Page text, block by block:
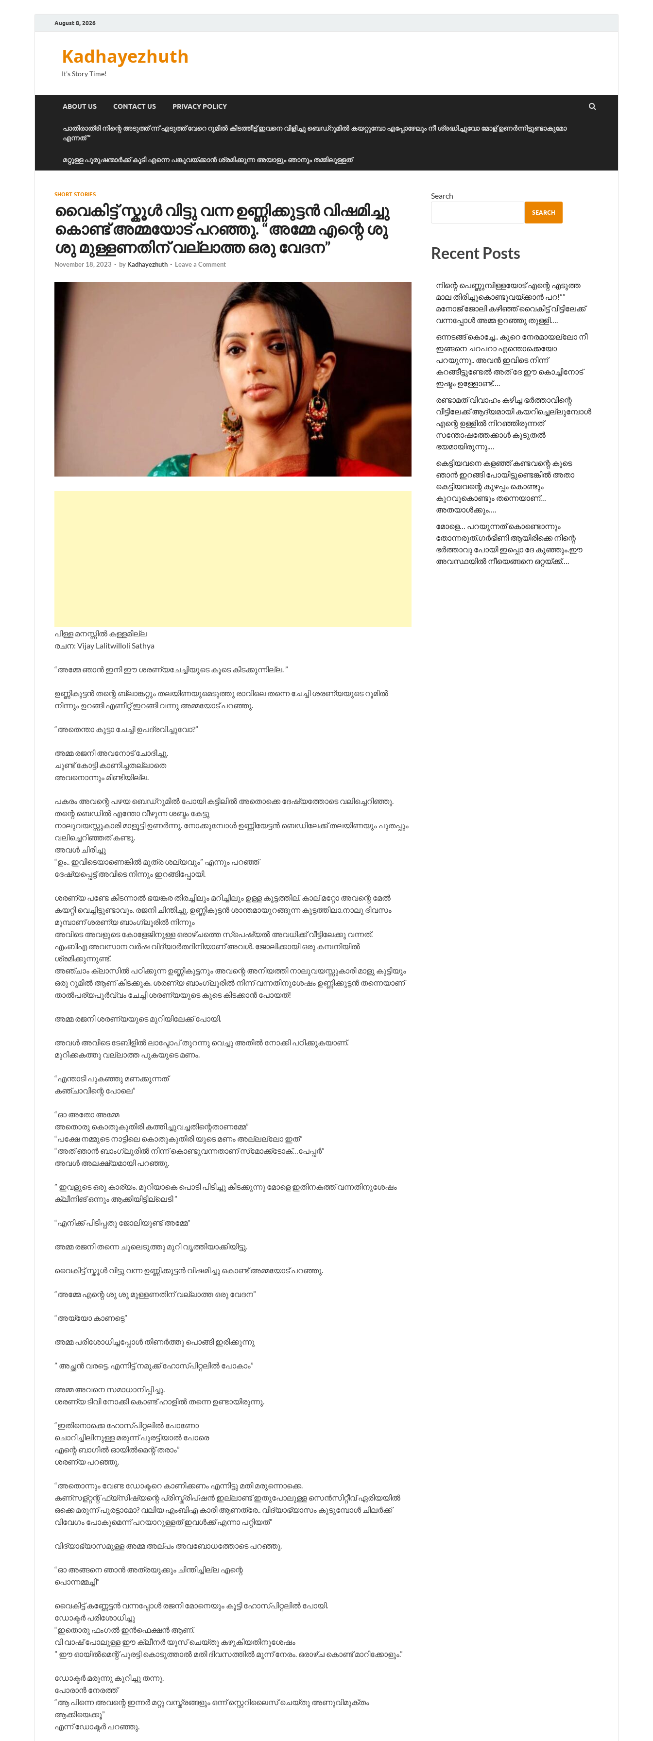
August 8, 2026
Kadhayezhuth
It's Story Time!
ABOUT US CONTACT US PRIVACY POLICY
പാതിരാത്രി നിന്റെ അടുത്ത് ന്ന് എടുത്ത് വേറെ റൂമിൽ കിടത്തീട്ട് ഇവനെ വിളിച്ചു ബെഡ്‌റൂമിൽ കയറ്റുമ്പോ എപ്പോഴേലും നീ ശ്രദ്ധിച്ചുവോ മോള് ഉണർന്നിട്ടുണ്ടാകുമോ
എന്നത് “
മറ്റുള്ള പുരുഷന്മാർക്ക് കൂടി എന്നെ പങ്കുവയ്ക്കാൻ ശ്രമിക്കുന്ന അയാളും ഞാനും തമ്മിലുള്ളത്
SHORT STORIES
വൈകിട്ട് സ്കൂൾ വിട്ടു വന്ന ഉണ്ണിക്കുട്ടൻ വിഷമിച്ചു
കൊണ്ട് അമ്മയോട് പറഞ്ഞു. “അമ്മേ എന്റെ ശു
ശു മുള്ളണതിന് വല്ലാത്ത ഒരു വേദന”
November 18, 2023 - by Kadhayezhuth - Leave a Comment
പിള്ള മനസ്സിൽ കള്ളമില്ല
രചന: Vijay Lalitwilloli Sathya
“അമ്മേ ഞാൻ ഇനി ഈ ശരണ്യചേച്ചിയുടെ കൂടെ കിടക്കുന്നില്ല. ”
ഉണ്ണികുട്ടൻ തന്റെ ബ്ലാങ്കറ്റും തലയിണയുമെടുത്തു രാവിലെ തന്നെ ചേച്ചി ശരണ്യയുടെ റൂമിൽ
നിന്നും ഉറങ്ങി എണീറ്റ് ഇറങ്ങി വന്നു അമ്മയോട് പറഞ്ഞു.
“അതെന്താ കുട്ടാ ചേച്ചി ഉപദ്രവിച്ചുവോ?”
അമ്മ രജനി അവനോട് ചോദിച്ചു.
ചുണ്ട് കോട്ടി കാണിച്ചതല്ലാതെ
അവനൊന്നും മിണ്ടിയില്ല.
പകരം അവന്റെ പഴയ ബെഡ്റൂമിൽ പോയി കട്ടിലിൽ അതൊക്കെ ദേഷ്യത്തോടെ വലിച്ചെറിഞ്ഞു.
തന്റെ ബെഡിൽ എന്തോ വീഴുന്ന ശബ്ദം കേട്ടു
നാലുവയസ്സുകാരി മാളൂട്ടി ഉണർന്നു. നോക്കുമ്പോൾ ഉണ്ണിയേട്ടൻ ബെഡിലേക്ക് തലയിണയും പുതപ്പും
വലിച്ചെറിഞ്ഞത് കണ്ടു.
അവൾ ചിരിച്ചു
“ഉം.. ഇവിടെയാണെങ്കിൽ മൂത്ര ശല്യവും” എന്നും പറഞ്ഞ്
ദേഷ്യപ്പെട്ട് അവിടെ നിന്നും ഇറങ്ങിപ്പോയി.
ശരണ്യ പണ്ടേ കിടന്നാൽ ഭയങ്കര തിരച്ചിലും മറിച്ചിലും ഉള്ള കൂട്ടത്തില്. കാല് മറ്റോ അവന്റെ മേൽ
കയറ്റി വെച്ചിട്ടുണ്ടാവും. രജനി ചിന്തിച്ചു. ഉണ്ണികുട്ടൻ ശാന്തമായുറങ്ങുന്ന കൂട്ടത്തിലാ.നാലു ദിവസം
മുമ്പാണ് ശരണ്യ ബാംഗ്ലൂരിൽ നിന്നും
അവിടെ അവളുടെ കോളേജിനുള്ള ഒരാഴ്ചത്തെ സ്പെഷ്യൽ അവധിക്ക് വീട്ടിലേക്കു വന്നത്.
എംബിഎ അവസാന വർഷ വിദ്യാർത്ഥിനിയാണ് അവൾ. ജോലിക്കായി ഒരു കമ്പനിയിൽ
ശ്രമിക്കുന്നുണ്ട്.
അഞ്ചാം ക്ലാസിൽ പഠിക്കുന്ന ഉണ്ണികുട്ടനും അവന്റെ അനിയത്തി നാലുവയസ്സുകാരി മാളു കുട്ടിയും
ഒരു റൂമിൽ ആണ് കിടക്കുക. ശരണ്യ ബാംഗ്ലൂരിൽ നിന്ന് വന്നതിനുശേഷം ഉണ്ണിക്കുട്ടൻ തന്നെയാണ്
താൽപര്യപൂർവ്വം ചേച്ചി ശരണ്യയുടെ കൂടെ കിടക്കാൻ പോയത്!
അമ്മ രജനി ശരണ്യയുടെ മുറിയിലേക്ക് പോയി.
അവൾ അവിടെ ടേബിളിൽ ലാപ്ടോപ് തുറന്നു വെച്ചു അതിൽ നോക്കി പഠിക്കുകയാണ്.
മുറിക്കകത്തു വല്ലാത്ത പുകയുടെ മണം.
“എന്താടി പുകഞ്ഞു മണക്കുന്നത്
കഞ്ചാവിന്റെ പോലെ”
“ഓ അതോ അമ്മേ
അതൊരു കൊതുകുതിരി കത്തിച്ചുവച്ചതിന്റെതാണമ്മേ”
“പക്ഷേ നമ്മുടെ നാട്ടിലെ കൊതുകുതിരി യുടെ മണം അല്ലല്ലോ ഇത്”
“അത് ഞാൻ ബാംഗ്ലൂരിൽ നിന്ന് കൊണ്ടുവന്നതാണ് സ്‌മോക്ക്ടോക്…പേപ്പർ”
അവൾ അലക്ഷ്യമായി പറഞ്ഞു.
” ഇവളുടെ ഒരു കാര്യം. മുറിയാകെ പൊടി പിടിച്ചു കിടക്കുന്നു മോളെ ഇതിനകത്ത് വന്നതിനുശേഷം
ക്ലീനിങ് ഒന്നും ആക്കിയിട്ടില്ലെടി ”
“എനിക്ക് പിടിപ്പതു ജോലിയുണ്ട് അമ്മേ”
അമ്മ രജനി തന്നെ ചൂലെടുത്തു മുറി വൃത്തിയാക്കിയിട്ടു.
വൈകിട്ട് സ്കൂൾ വിട്ടു വന്ന ഉണ്ണിക്കുട്ടൻ വിഷമിച്ചു കൊണ്ട് അമ്മയോട് പറഞ്ഞു.
“അമ്മേ എന്റെ ശു ശു മുള്ളണതിന് വല്ലാത്ത ഒരു വേദന”
“അയ്യോ കാണട്ടെ”
അമ്മ പരിശോധിച്ചപ്പോൾ തിണർത്തു പൊങ്ങി ഇരിക്കുന്നു
” അച്ഛൻ വരട്ടെ. എന്നിട്ട് നമുക്ക് ഹോസ്പിറ്റലിൽ പോകാം”
അമ്മ അവനെ സമാധാനിപ്പിച്ചു.
ശരണ്യ ടിവി നോക്കി കൊണ്ട് ഹാളിൽ തന്നെ ഉണ്ടായിരുന്നു.
“ഇതിനൊക്കെ ഹോസ്പിറ്റലിൽ പോണോ
ചൊറിച്ചിലിനുള്ള മരുന്ന് പുരട്ടിയാൽ പോരെ
എന്റെ ബാഗിൽ ഓയിൽമെന്റ് തരാം”
ശരണ്യ പറഞ്ഞു.
“അതൊന്നും വേണ്ട ഡോക്ടറെ കാണിക്കണം എന്നിട്ടു മതി മരുന്നൊക്കെ.
കണ്സള്റ്റന്റ് ഫ്യ്സിഷ്യന്റെ പ്രിസ്ക്രിപ്ഷൻ ഇല്ലാണ്ട് ഇതുപോലുള്ള സെൻസിറ്റീവ് ഏരിയയിൽ
ഒക്കെ മരുന്ന് പുരട്ടാമോ? വലിയ എംബിഎ കാരി ആണത്രേ.. വിദ്യാഭ്യാസം കൂടുമ്പോൾ ചിലർക്ക്
വിവേഗം പോകുമെന്ന് പറയാറുള്ളത് ഇവൾക്ക് എന്നാ പറ്റിയത്”
വിദ്യാഭ്യാസമുള്ള അമ്മ അല്പം അവബോധത്തോടെ പറഞ്ഞു.
“ഓ അങ്ങനെ ഞാൻ അത്രയുക്കും ചിന്തിച്ചില്ല എന്റെ
പൊന്നമ്മച്ചി”
വൈകിട്ട് കണ്ണേട്ടൻ വന്നപ്പോൾ രജനി മോനെയും കൂട്ടി ഹോസ്പിറ്റലിൽ പോയി.
ഡോക്ടർ പരിശോധിച്ചു
“ഇതൊരു ഫംഗൽ ഇൻഫെക്ഷൻ ആണ്.
വി വാഷ് പോലുള്ള ഈ ക്ലീനർ യൂസ് ചെയ്തു കഴുകിയതിനുശേഷം
” ഈ ഓയിൽമെന്റ് പുരട്ടി കൊടുത്താൽ മതി ദിവസത്തിൽ മൂന്ന് നേരം. ഒരാഴ്ച കൊണ്ട് മാറിക്കോളും.”
ഡോക്ടർ മരുന്നു കുറിച്ചു തന്നു.
പോരാൻ നേരത്ത്
“ആ പിന്നെ അവന്റെ ഇന്നർ മറ്റു വസ്ത്രങ്ങളും ഒന്ന് സ്റ്റെറിലൈസ് ചെയ്തു അണുവിമുക്തം
ആക്കിയെക്കൂ”
എന്ന് ഡോക്ടർ പറഞ്ഞു.
Search
SEARCH
Recent Posts
നിന്റെ പെണ്ണുമ്പിള്ളയോട് എന്റെ എടുത്ത
മാല തിരിച്ചുകൊണ്ടുവയ്ക്കാൻ പറ!”” ​
മനോജ് ജോലി കഴിഞ്ഞ് വൈകിട്ട് വീട്ടിലേക്ക്
വന്നപ്പോൾ അമ്മ ഉറഞ്ഞു തുള്ളി….
ഒന്നടങ്ങ് കൊച്ചേ.. കുറെ നേരമായല്ലോ നീ
ഇങ്ങനെ ചറപറാ എന്തൊക്കെയോ
പറയുന്നു.. അവൻ ഇവിടെ നിന്ന്
കറങ്ങീട്ടുണ്ടേൽ അത് ദേ ഈ കൊച്ചിനോട്
ഇഷ്ടം ഉള്ളോണ്ട്….
രണ്ടാമത് വിവാഹം കഴിച്ച ഭർത്താവിന്റെ
വീട്ടിലേക്ക് ആദ്യമായി കയറിച്ചെല്ലുമ്പോൾ
എന്റെ ഉള്ളിൽ നിറഞ്ഞിരുന്നത്
സന്തോഷത്തേക്കാൾ കൂടുതൽ
ഭയമായിരുന്നു.…
കെട്ടിയവനെ കളഞ്ഞ് കണ്ടവന്റെ കൂടെ
ഞാൻ ഇറങ്ങി പോയിട്ടുണ്ടെങ്കിൽ അതാ
കെട്ടിയവന്റെ കുഴപ്പം കൊണ്ടും
കുറവുകൊണ്ടും തന്നെയാണ്…
അതയാൾക്കും….
മോളെ… പറയുന്നത് കൊണ്ടൊന്നും
തോന്നരുത്.ഗർഭിണി ആയിരിക്കെ നിന്റെ
ഭർത്താവു പോയി ഇപ്പൊ ദേ കുഞ്ഞും.ഈ
അവസ്ഥയിൽ നീയെങ്ങനെ ഒറ്റയ്ക്ക്….